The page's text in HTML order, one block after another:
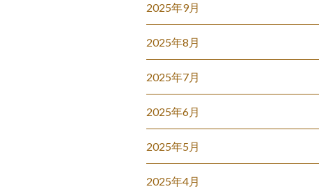
2025年9月
2025年8月
2025年7月
2025年6月
2025年5月
2025年4月